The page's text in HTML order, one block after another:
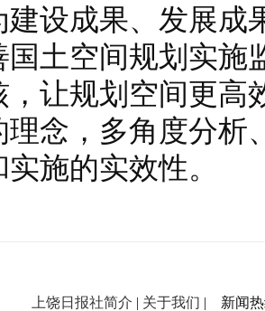
建设成果、发展成
国土空间规划实施
，让规划空间更高
理念，多角度分析
施的实效性。
上饶日报社简介 | 关于我们 | 新闻热